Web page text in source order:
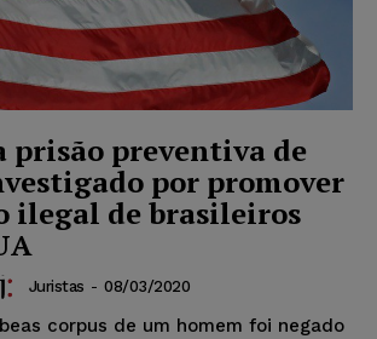
prisão preventiva de
por promover
ilegal de brasileiros
Juristas - 08/03/2020
corpus de um homem foi negado